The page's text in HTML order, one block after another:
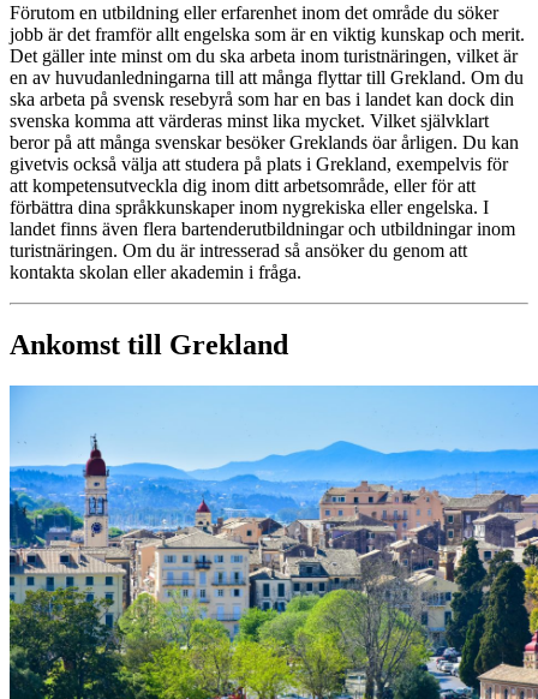
Förutom en utbildning eller erfarenhet inom det område du söker
jobb är det framför allt engelska som är en viktig kunskap och merit.
Det gäller inte minst om du ska arbeta inom turistnäringen, vilket är
en av huvudanledningarna till att många flyttar till Grekland. Om du
ska arbeta på svensk resebyrå som har en bas i landet kan dock din
svenska komma att värderas minst lika mycket. Vilket självklart
beror på att många svenskar besöker Greklands öar årligen. Du kan
givetvis också välja att studera på plats i Grekland, exempelvis för
att kompetensutveckla dig inom ditt arbetsområde, eller för att
förbättra dina språkkunskaper inom nygrekiska eller engelska. I
landet finns även flera bartenderutbildningar och utbildningar inom
turistnäringen. Om du är intresserad så ansöker du genom att
kontakta skolan eller akademin i fråga.
Ankomst till Grekland